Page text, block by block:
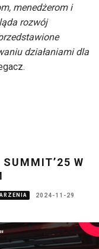
menedżerom i
rozwój
działaniami dla
W
2024-11-29